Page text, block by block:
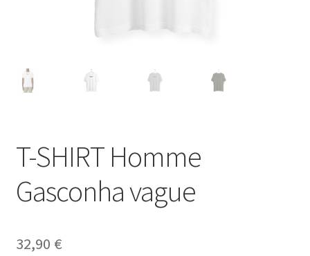
T-SHIRT Homme
Gasconha vague
32,90 €